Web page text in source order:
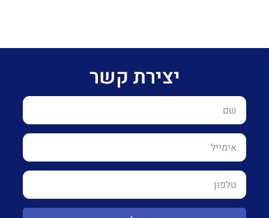
יצירת קשר